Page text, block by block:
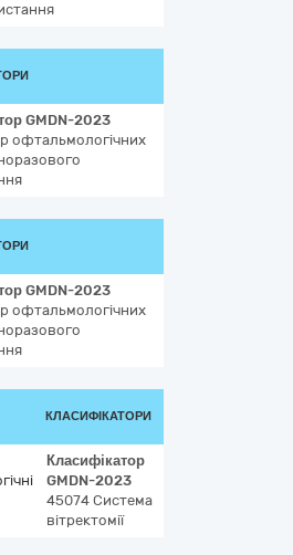
GMDN-2023
офтальмологічних
GMDN-2023
офтальмологічних
КЛАСИФІКАТОРИ
Класифікатор
GMDN-2023
45074 Система
вітректомії